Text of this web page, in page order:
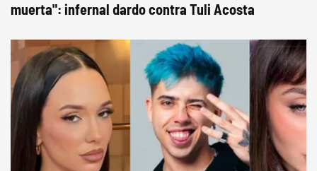
muerta": infernal dardo contra Tuli Acosta